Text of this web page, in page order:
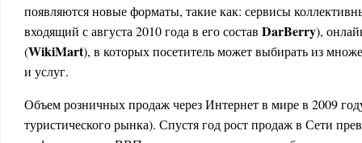
появляются новые форматы, такие как: сервисы
входящий с августа 2010 года в его состав DarBerry),
(WikiMart), в которых посетитель может выбирать из
и услуг.
Объем розничных продаж через Интернет в мире в 2009
туристического рынка). Спустя год рост продаж в Сети